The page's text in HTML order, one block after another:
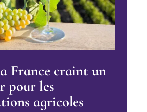
France craint un
pour les
agricoles